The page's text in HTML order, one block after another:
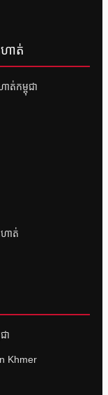
ហាត់
ត់កម្ពុជា
ហាត់
ា
Khmer